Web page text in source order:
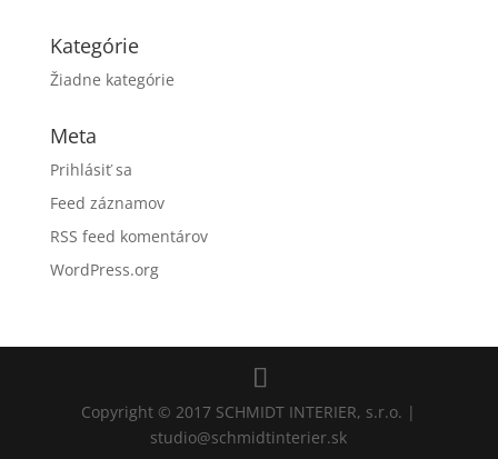
Kategórie
Žiadne kategórie
Meta
Prihlásiť sa
Feed záznamov
RSS feed komentárov
WordPress.org
Copyright © 2017 SCHMIDT INTERIER, s.r.o. |
studio@schmidtinterier.sk